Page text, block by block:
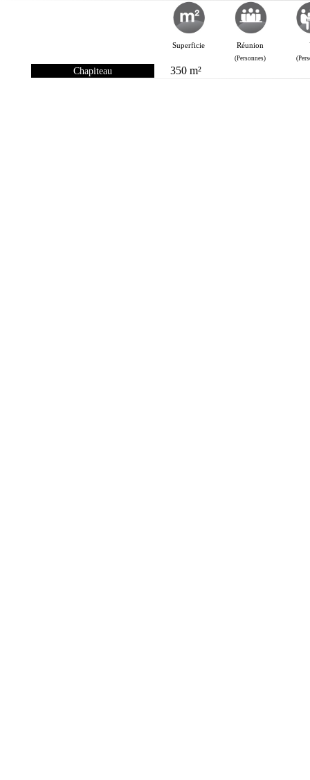
Superficie Réunion
(Personnes)
Chapiteau 350 m²